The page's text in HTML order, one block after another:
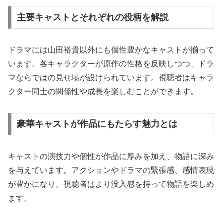
主要キャストとそれぞれの役柄を解説
ドラマには山田裕貴以外にも個性豊かなキャストが揃って
います。各キャラクターが原作の性格を反映しつつ、ドラ
マならではの見せ場が設けられています。視聴者はキャラ
クター同士の関係性や成長を楽しむことができます。
豪華キャストが作品にもたらす魅力とは
キャストの演技力や個性が作品に厚みを加え、物語に深み
を与えています。アクションやドラマの緊張感、感情表現
が豊かになり、視聴者はより没入感を持って物語を楽しめ
ます。